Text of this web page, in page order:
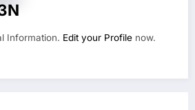
Information. Edit your Profile now.